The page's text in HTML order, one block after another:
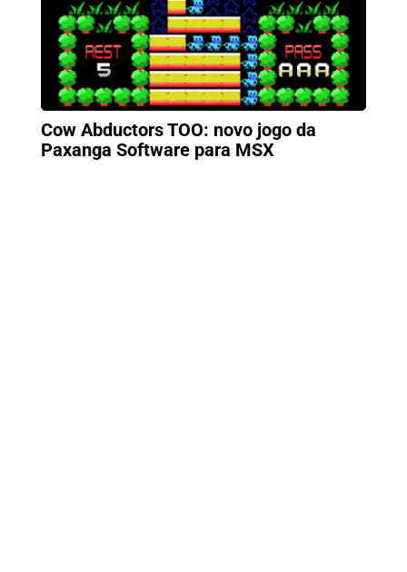
Cow Abductors TOO: novo jogo da
Paxanga Software para MSX